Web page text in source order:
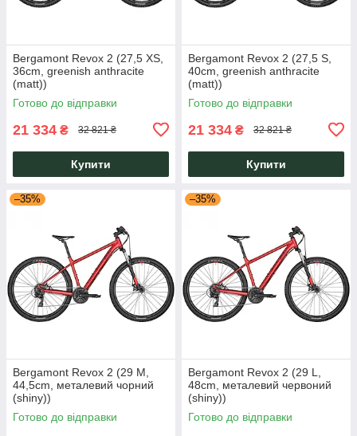
Bergamont Revox 2 (27,5 XS,
36cm, greenish anthracite
(matt))
Готово до відправки
21 334 ₴ 32 821 ₴
Купити
Bergamont Revox 2 (27,5 S,
40cm, greenish anthracite
(matt))
Готово до відправки
21 334 ₴ 32 821 ₴
Купити
–35%
Bergamont Revox 2 (29 M,
44,5cm, металевий чорний
(shiny))
Готово до відправки
–35%
Bergamont Revox 2 (29 L,
48cm, металевий червоний
(shiny))
Готово до відправки